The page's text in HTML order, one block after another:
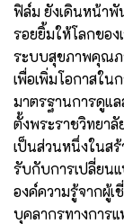
ฟิล์ม ยังเดินหน้าพั
รอยยิ้มให้โลกของ
ระบบสุขภาพคุณภ
เพื่อเพิ่มโอกาสใน
มาตรฐานการดูแ
ตั้งพระราชวิทยา
เป็นส่วนหนึ่งในส
รับกับการเปลี่ยน
องค์ความรู้จากผู้เ
บุคลากรทางการ